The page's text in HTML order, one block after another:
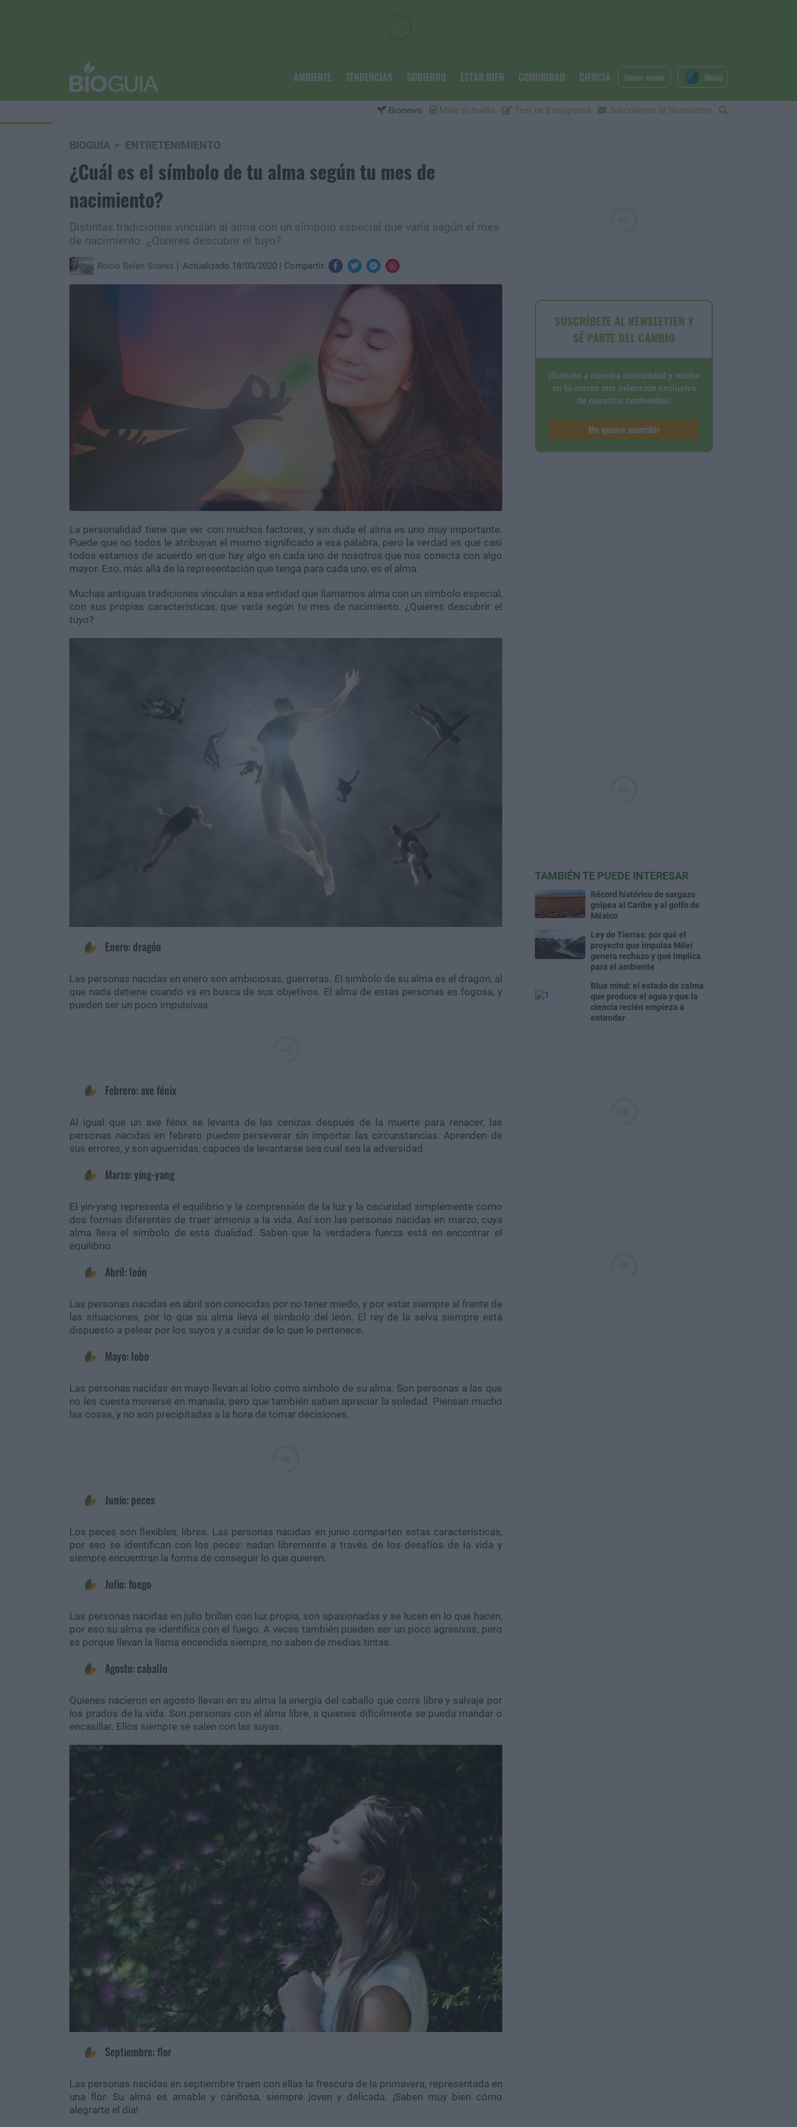
AMBIENTE TENDENCIAS GOBIERNO ESTAR BIEN COMUNIDAD CIENCIA
Bionews Mide tu huella Test de Eneagrama Suscribirme al Newsletter
Iniciar sesión Global
BIOGUÍA ENTRETENIMIENTO
¿Cuál es el símbolo de tu alma según tu mes de
nacimiento?
Distintas tradiciones vinculan al alma con un símbolo especial que varía según el mes
de nacimiento. ¿Quieres descubrir el tuyo?
Rocío Belén Suárez Actualizado 18/03/2020 Compartir:
La personalidad tiene que ver con muchos factores, y sin duda el alma es uno muy importante.
Puede que no todos le atribuyan el mismo significado a esa palabra, pero la verdad es que casi
todos estamos de acuerdo en que hay algo en cada uno de nosotros que nos conecta con algo
mayor. Eso, más allá de la representación que tenga para cada uno, es el alma.
Muchas antiguas tradiciones vinculan a esa entidad que llamamos alma con un símbolo especial,
con sus propias características, que varía según tu mes de nacimiento. ¿Quieres descubrir el
tuyo?
Enero: dragón
Las personas nacidas en enero son ambiciosas, guerreras. El símbolo de su alma es el dragón, al
que nada detiene cuando va en busca de sus objetivos. El alma de estas personas es fogosa, y
pueden ser un poco impulsivas.
Febrero: ave fénix
Al igual que un ave fénix se levanta de las cenizas después de la muerte para renacer, las
personas nacidas en febrero pueden perseverar sin importar las circunstancias. Aprenden de
sus errores, y son aguerridas, capaces de levantarse sea cual sea la adversidad.
Marzo: ying-yang
El yin-yang representa el equilibrio y la comprensión de la luz y la oscuridad simplemente como
dos formas diferentes de traer armonía a la vida. Así son las personas nacidas en marzo, cuya
alma lleva el símbolo de esta dualidad. Saben que la verdadera fuerza está en encontrar el
equilibrio.
Abril: león
Las personas nacidas en abril son conocidas por no tener miedo, y por estar siempre al frente de
las situaciones, por lo que su alma lleva el símbolo del león. El rey de la selva siempre está
dispuesto a pelear por los suyos y a cuidar de lo que le pertenece.
Mayo: lobo
Las personas nacidas en mayo llevan al lobo como símbolo de su alma. Son personas a las que
no les cuesta moverse en manada, pero que también saben apreciar la soledad. Piensan mucho
las cosas, y no son precipitadas a la hora de tomar decisiones.
Junio: peces
Los peces son flexibles, libres. Las personas nacidas en junio comparten estas características,
por eso se identifican con los peces: nadan libremente a través de los desafíos de la vida y
siempre encuentran la forma de conseguir lo que quieren.
Julio: fuego
Las personas nacidas en julio brillan con luz propia, son apasionadas y se lucen en lo que hacen,
por eso su alma se identifica con el fuego. A veces también pueden ser un poco agresivas, pero
es porque llevan la llama encendida siempre, no saben de medias tintas.
Agosto: caballo
Quienes nacieron en agosto llevan en su alma la energía del caballo que corre libre y salvaje por
los prados de la vida. Son personas con el alma libre, a quienes difícilmente se pueda mandar o
encasillar. Ellos siempre se salen con las suyas.
Septiembre: flor
Las personas nacidas en septiembre traen con ellas la frescura de la primavera, representada en
una flor. Su alma es amable y cariñosa, siempre joven y delicada. ¡Saben muy bien cómo
alegrarte el día!
SUSCRÍBETE AL NEWSLETTER Y
SÉ PARTE DEL CAMBIO
¡Sumate a nuestra comunidad y recibe
en tu correo una selección exclusiva
de nuestros contenidos!
Me quiero suscribir
TAMBIÉN TE PUEDE INTERESAR
Récord histórico de sargazo
golpea al Caribe y al golfo de
México
Ley de Tierras: por qué el
proyecto que impulsa Milei
genera rechazo y qué implica
para el ambiente
Blue mind: el estado de calma
que produce el agua y que la
ciencia recién empieza a
entender